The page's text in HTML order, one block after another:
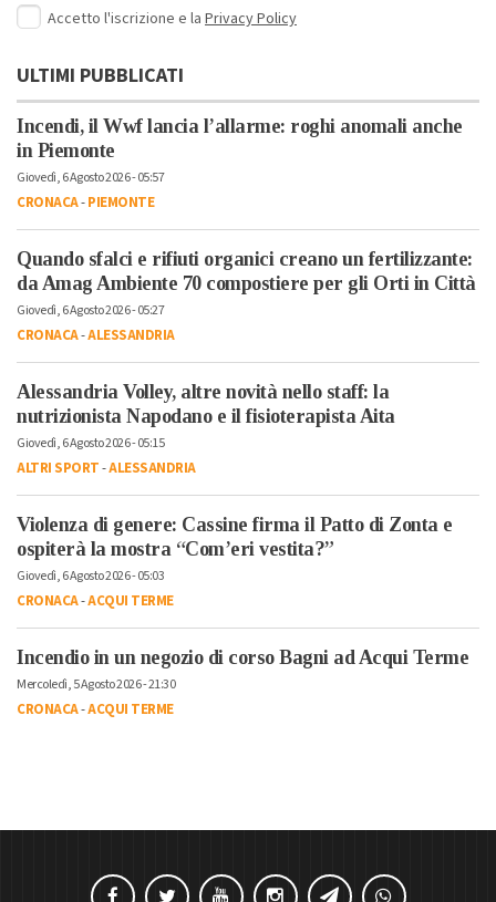
Accetto l'iscrizione e la Privacy Policy
ULTIMI PUBBLICATI
Incendi, il Wwf lancia l’allarme: roghi anomali anche
in Piemonte
Giovedì, 6 Agosto 2026 - 05:57
CRONACA-PIEMONTE
Quando sfalci e rifiuti organici creano un fertilizzante:
da Amag Ambiente 70 compostiere per gli Orti in Città
Giovedì, 6 Agosto 2026 - 05:27
CRONACA-ALESSANDRIA
Alessandria Volley, altre novità nello staff: la
nutrizionista Napodano e il fisioterapista Aita
Giovedì, 6 Agosto 2026 - 05:15
ALTRI SPORT-ALESSANDRIA
Violenza di genere: Cassine firma il Patto di Zonta e
ospiterà la mostra “Com’eri vestita?”
Giovedì, 6 Agosto 2026 - 05:03
CRONACA-ACQUI TERME
Incendio in un negozio di corso Bagni ad Acqui Terme
Mercoledì, 5 Agosto 2026 - 21:30
CRONACA-ACQUI TERME